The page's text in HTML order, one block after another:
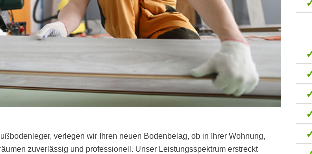
verlegen wir Ihren neuen Bodenbelag, ob in Ihrer Wohnung,
zuverlässig und professionell. Unser Leistungsspektrum erstreckt